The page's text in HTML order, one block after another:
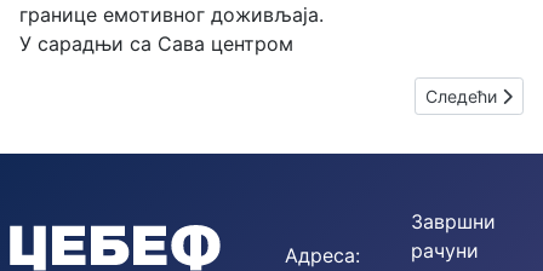
границе емотивног доживљаја.
У сарадњи са Сава центром
Следећи
Следећи
Адреса:
Завршни
рачуни